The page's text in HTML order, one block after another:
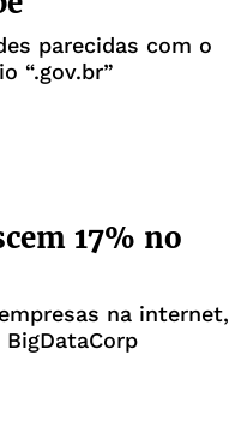
parecidas com o
“.gov.br”
17% no
na internet,